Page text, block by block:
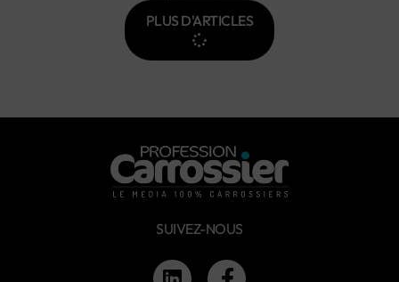
PLUS D'ARTICLES
SUIVEZ-NOUS